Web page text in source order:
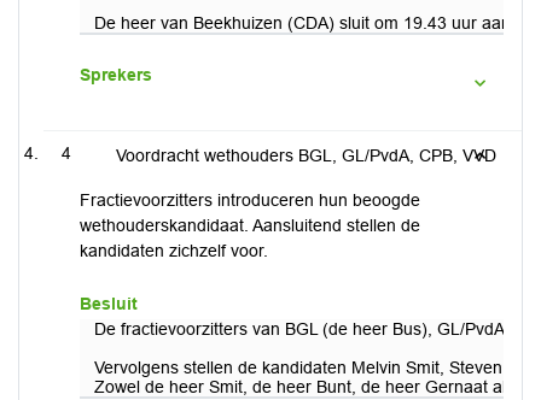
De heer van Beekhuizen (CDA) sluit om 19.43 uur aan.
Sprekers
4 Voordracht wethouders BGL, GL/PvdA, CPB, VVD
Fractievoorzitters introduceren hun beoogde
wethouderskandidaat. Aansluitend stellen de
kandidaten zichzelf voor.
Besluit
De fractievoorzitters van BGL (de heer Bus), GL/PvdA
Vervolgens stellen de kandidaten Melvin Smit, Steven
Zowel de heer Smit, de heer Bunt, de heer Gernaat als